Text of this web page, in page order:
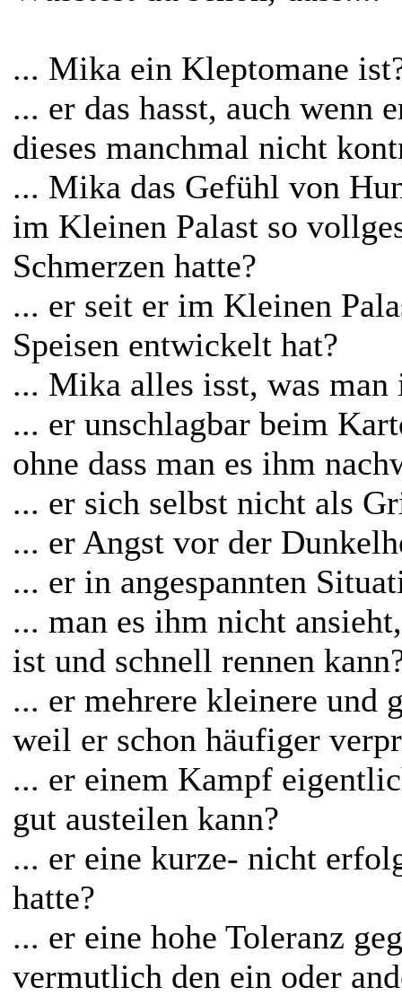
... Mika ein Kleptomane
... er das hasst, auch wenn
dieses manchmal nicht
... Mika das Gefühl von
im Kleinen Palast so
Schmerzen hatte?
... er seit er im Kleinen
Speisen entwickelt hat?
... Mika alles isst, was man
... er unschlagbar beim
ohne dass man es ihm
... er sich selbst nicht als
... er Angst vor der
... er in angespannten
... man es ihm nicht
ist und schnell rennen
... er mehrere kleinere und
weil er schon häufiger
... er einem Kampf
gut austeilen kann?
... er eine kurze- nicht
hatte?
... er eine hohe Toleranz
vermutlich den ein oder